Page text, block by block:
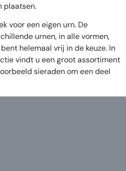
plaatsen.
voor een eigen urn. De
urnen, in alle vormen,
helemaal vrij in de keuze. In
vindt u een groot assortiment
sieraden om een deel